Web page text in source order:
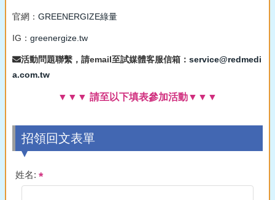
官網： GREENERGIZE綠量
IG： greenergize.tw
活動問題聯繫，請email至試媒體客服信箱： service@redmedi
a.com.tw
▼▼▼ 請至以下填表參加活動▼▼▼
招領回文表單
姓名: